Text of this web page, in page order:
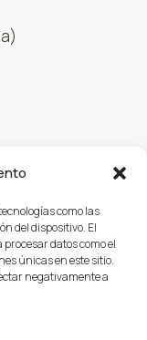
como las
del dispositivo. El
datos como el
únicas en este sitio.
negativamente a